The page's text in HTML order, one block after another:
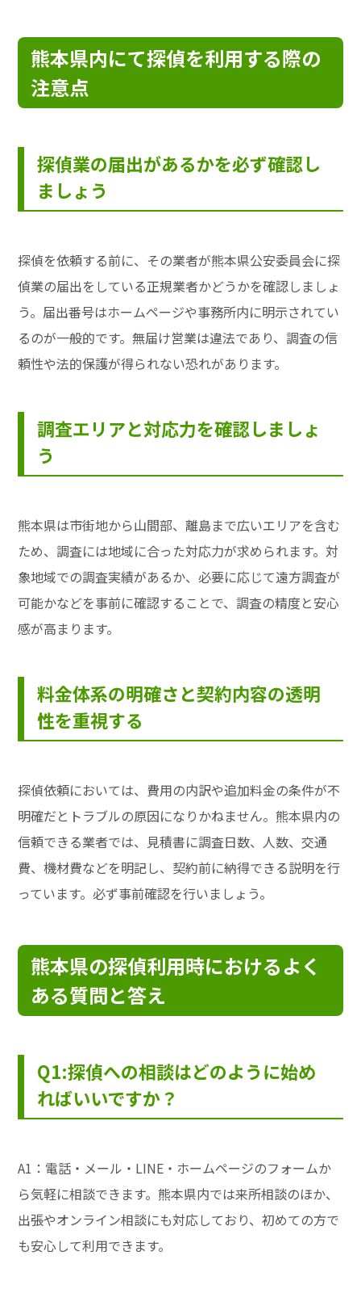
熊本県内にて探偵を利用する際の
注意点
探偵業の届出があるかを必ず確認し
ましょう
探偵を依頼する前に、その業者が熊本県公安委員会に探
偵業の届出をしている正規業者かどうかを確認しましょ
う。届出番号はホームページや事務所内に明示されてい
るのが一般的です。無届け営業は違法であり、調査の信
頼性や法的保護が得られない恐れがあります。
調査エリアと対応力を確認しましょ
う
熊本県は市街地から山間部、離島まで広いエリアを含む
ため、調査には地域に合った対応力が求められます。対
象地域での調査実績があるか、必要に応じて遠方調査が
可能かなどを事前に確認することで、調査の精度と安心
感が高まります。
料金体系の明確さと契約内容の透明
性を重視する
探偵依頼においては、費用の内訳や追加料金の条件が不
明確だとトラブルの原因になりかねません。熊本県内の
信頼できる業者では、見積書に調査日数、人数、交通
費、機材費などを明記し、契約前に納得できる説明を行
っています。必ず事前確認を行いましょう。
熊本県の探偵利用時におけるよく
ある質問と答え
Q1:探偵への相談はどのように始め
ればいいですか？
A1：電話・メール・LINE・ホームページのフォームか
ら気軽に相談できます。熊本県内では来所相談のほか、
出張やオンライン相談にも対応しており、初めての方で
も安心して利用できます。